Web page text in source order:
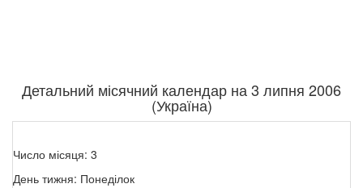
Детальний місячний календар на 3 липня 2006
(Україна)
Число місяця: 3
День тижня: Понеділок